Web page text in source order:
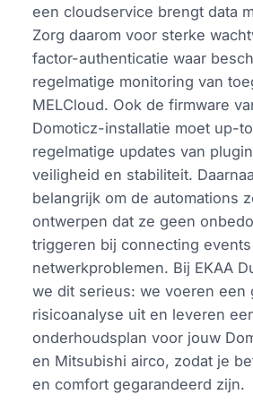
een cloudservice brengt data
Zorg daarom voor sterke
factor-authenticatie waar
regelmatige monitoring van
MELCloud. Ook de firmware
Domoticz-installatie moet up-
regelmatige updates van
veiligheid en stabiliteit.
belangrijk om de automations
ontwerpen dat ze geen
triggeren bij connecting
netwerkproblemen. Bij EKAA
we dit serieus: we voeren een
risicoanalyse uit en leveren
onderhoudsplan voor jouw
en Mitsubishi airco, zodat je
en comfort gegarandeerd zijn.